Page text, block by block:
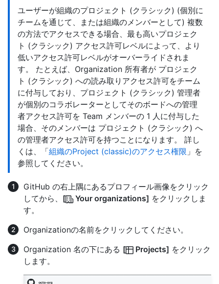
ユーザーが組織のプロジェクト (クラシック) (個別に
チームを通じて、または組織のメンバーとして) 複数
の方法でアクセスできる場合、最も高いプロジェク
ト (クラシック) アクセス許可レベルによって、より
低いアクセス許可レベルがオーバーライドされま
す。 たとえば、Organization 所有者が プロジェク
ト (クラシック) への読み取りアクセス許可をチーム
に付与しており、プロジェクト (クラシック) 管理者
が個別のコラボレーターとしてそのボードへの管理
者アクセス許可を Team メンバーの 1 人に付与した
場合、そのメンバーは プロジェクト (クラシック) へ
の管理者アクセス許可を持つことになります。 詳し
くは、「組織のProject (classic)のアクセス権限 」を
参照してください。
GitHub の右上隅にあるプロフィール画像をクリック
してから、 [ Your organizations] をクリックしま
す。
Organizationの名前をクリックしてください。
Organization 名の下にある [ Projects] をクリック
します。